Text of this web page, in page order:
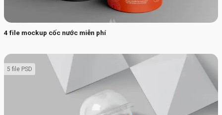
4 file mockup cốc nước miễn phí
5 file PSD